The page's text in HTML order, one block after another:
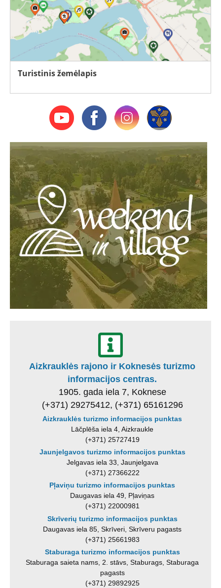
Turistinis žemėlapis
Aizkrauklės rajono ir Koknesės turizmo
informacijos centras.
1905. gada iela 7, Koknese
(+371) 29275412, (+371) 65161296
Aizkrauklės turizmo informacijos punktas
Lāčplēša iela 4, Aizkraukle
(+371) 25727419
Jaunjelgavos turizmo informacijos punktas
Jelgavas iela 33, Jaunjelgava
(+371) 27366222
Pļaviņu turizmo informacijos punktas
Daugavas iela 49, Pļaviņas
(+371) 22000981
Skrīverių turizmo informacijos punktas
Daugavas iela 85, Skrīveri, Skrīveru pagasts
(+371) 25661983
Staburaga turizmo informacijos punktas
Staburaga saieta nams, 2. stāvs, Staburags, Staburaga
pagasts
(+371) 29892925